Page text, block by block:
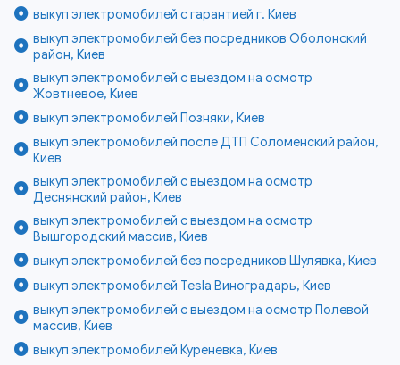
выкуп электромобилей с гарантией г. Киев
выкуп электромобилей без посредников Оболонский
район, Киев
выкуп электромобилей с выездом на осмотр
Жовтневое, Киев
выкуп электромобилей Позняки, Киев
выкуп электромобилей после ДТП Соломенский район,
Киев
выкуп электромобилей с выездом на осмотр
Деснянский район, Киев
выкуп электромобилей с выездом на осмотр
Вышгородский массив, Киев
выкуп электромобилей без посредников Шулявка, Киев
выкуп электромобилей Tesla Виноградарь, Киев
выкуп электромобилей с выездом на осмотр Полевой
массив, Киев
выкуп электромобилей Куреневка, Киев